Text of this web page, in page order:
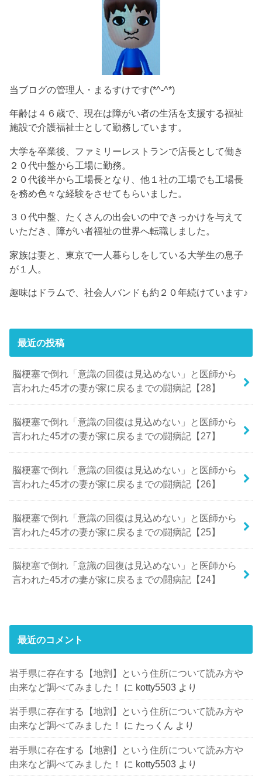
当ブログの管理人・まるすけです(*^-^*)
年齢は４６歳で、現在は障がい者の生活を支援する福祉
施設で介護福祉士として勤務しています。
大学を卒業後、ファミリーレストランで店長として働き
２０代中盤から工場に勤務。
２０代後半から工場長となり、他１社の工場でも工場長
を務め色々な経験をさせてもらいました。
３０代中盤、たくさんの出会いの中できっかけを与えて
いただき、障がい者福祉の世界へ転職しました。
家族は妻と、東京で一人暮らしをしている大学生の息子
が１人。
趣味はドラムで、社会人バンドも約２０年続けています♪
最近の投稿
脳梗塞で倒れ「意識の回復は見込めない」と医師から
言われた45才の妻が家に戻るまでの闘病記【28】
脳梗塞で倒れ「意識の回復は見込めない」と医師から
言われた45才の妻が家に戻るまでの闘病記【27】
脳梗塞で倒れ「意識の回復は見込めない」と医師から
言われた45才の妻が家に戻るまでの闘病記【26】
脳梗塞で倒れ「意識の回復は見込めない」と医師から
言われた45才の妻が家に戻るまでの闘病記【25】
脳梗塞で倒れ「意識の回復は見込めない」と医師から
言われた45才の妻が家に戻るまでの闘病記【24】
最近のコメント
岩手県に存在する【地割】という住所について読み方や
由来など調べてみました！
に kotty5503 より
岩手県に存在する【地割】という住所について読み方や
由来など調べてみました！
に たっくん より
岩手県に存在する【地割】という住所について読み方や
由来など調べてみました！
に kotty5503 より